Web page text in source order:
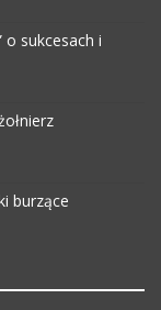
o sukcesach i
burzące